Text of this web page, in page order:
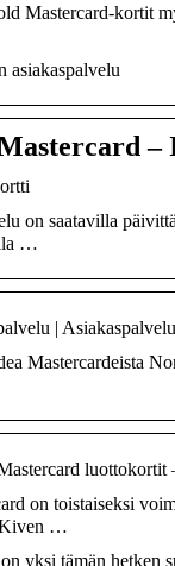
Mastercard-kortit
asiakaspalvelu
–
on saatavilla
…
|
Mastercardeista
luottokortit
on toistaiseksi
Kiven …
yksi tämän hetken